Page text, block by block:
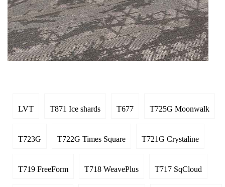
LVT T871 Ice shards T677 T725G Moonwalk
T723G T722G Times Square T721G Crystaline
T719 FreeForm T718 WeavePlus T717 SqCloud